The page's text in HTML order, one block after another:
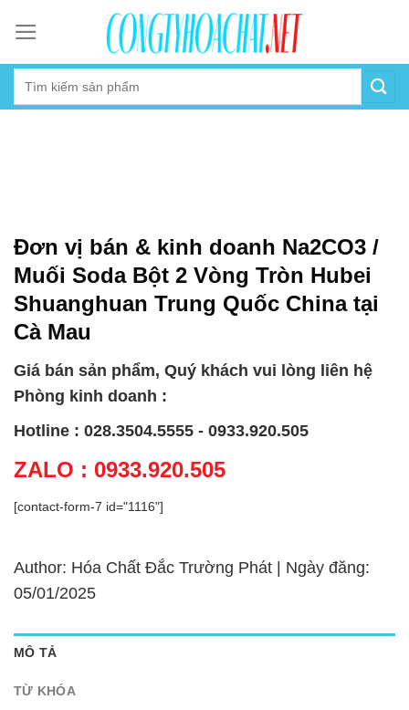
content
Đơn vị bán & kinh doanh Na2CO3 /
Muối Soda Bột 2 Vòng Tròn Hubei
Shuanghuan Trung Quốc China tại
Cà Mau
Giá bán sản phẩm, Quý khách vui lòng liên hệ
Phòng kinh doanh :
Hotline : 028.3504.5555 - 0933.920.505
ZALO : 0933.920.505
[contact-form-7 id="1116"]
Author: Hóa Chất Đắc Trường Phát | Ngày đăng:
05/01/2025
MÔ TẢ
TỪ KHÓA